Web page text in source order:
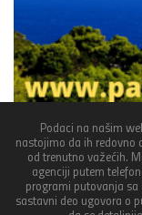
Podaci na našim
nastojimo da ih
od trenutno važećih.
agenciji putem
programi putovanja
sastavni deo ugovora o